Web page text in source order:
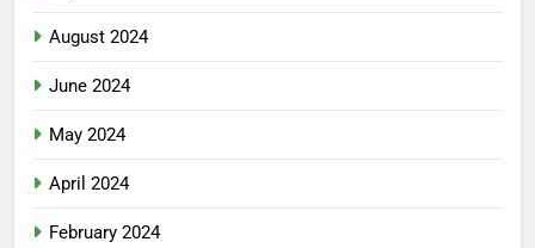
August 2024
June 2024
May 2024
April 2024
February 2024